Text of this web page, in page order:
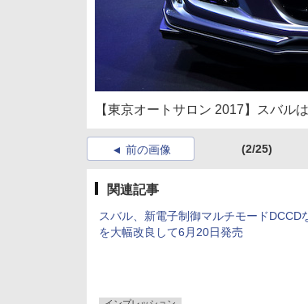
【東京オートサロン 2017】スバル
前の画像 (2/25)
関連記事
スバル、新電子制御マルチモードDCCD
を大幅改良して6月20日発売